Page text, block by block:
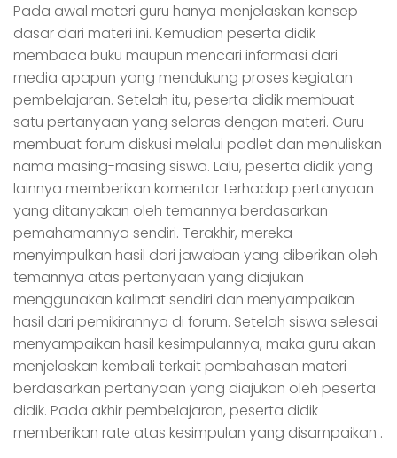
Pada awal materi guru hanya menjelaskan konsep
dasar dari materi ini. Kemudian peserta didik
membaca buku maupun mencari informasi dari
media apapun yang mendukung proses kegiatan
pembelajaran. Setelah itu, peserta didik membuat
satu pertanyaan yang selaras dengan materi. Guru
membuat forum diskusi melalui padlet dan menuliskan
nama masing-masing siswa. Lalu, peserta didik yang
lainnya memberikan komentar terhadap pertanyaan
yang ditanyakan oleh temannya berdasarkan
pemahamannya sendiri. Terakhir, mereka
menyimpulkan hasil dari jawaban yang diberikan oleh
temannya atas pertanyaan yang diajukan
menggunakan kalimat sendiri dan menyampaikan
hasil dari pemikirannya di forum. Setelah siswa selesai
menyampaikan hasil kesimpulannya, maka guru akan
menjelaskan kembali terkait pembahasan materi
berdasarkan pertanyaan yang diajukan oleh peserta
didik. Pada akhir pembelajaran, peserta didik
memberikan rate atas kesimpulan yang disampaikan .